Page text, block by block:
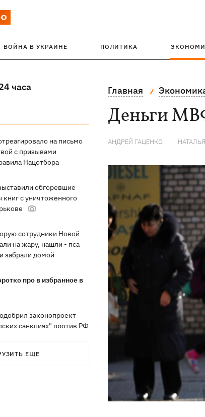
ВОЙНА В УКРАИНЕ ПОЛИТИКА
часа
на письмо
с призывами
Нацотбора
обгоревшие
книг с уничтоженного
сотрудники Новой
на жару, нашли - пса
забрали домой
про в избранное в
законопроект
санкциях" против РФ
прибыл в Сербию
ЕЩЕ
Главная
Деньги
АНДРЕЙ ГАЦЕНКО